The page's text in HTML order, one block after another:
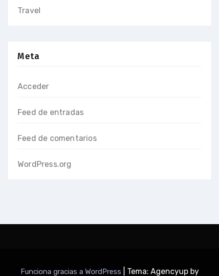
Travel
Meta
Acceder
Feed de entradas
Feed de comentarios
WordPress.org
Funciona gracias a WordPress Tema: Agencyup by